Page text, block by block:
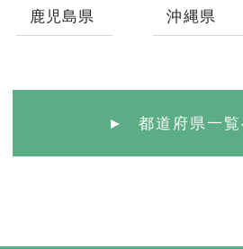
鹿児島県 沖縄県
都道府県一覧